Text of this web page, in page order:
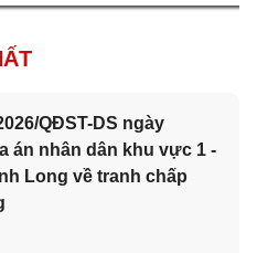
QĐST-DS ngày
án nhân dân khu vực 1 -
Long về tranh chấp